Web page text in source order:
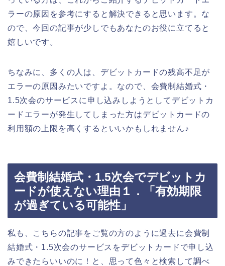
ラーの原因を参考にすると解決できると思います。な
ので、今回の記事が少しでもあなたのお役に立てると
嬉しいです。
ちなみに、多くの人は、デビットカードの残高不足が
エラーの原因みたいですよ。なので、会費制結婚式・
1.5次会のサービスに申し込みしようとしてデビットカ
ードエラーが発生してしまった方はデビットカードの
利用額の上限を高くするといいかもしれません♪
会費制結婚式・1.5次会でデビットカ
ードが使えない理由１．「有効期限
が過ぎている可能性」
私も、こちらの記事をご覧の方のように過去に会費制
結婚式・1.5次会のサービスをデビットカードで申し込
みできたらいいのに！と、思って色々と検索して調べ